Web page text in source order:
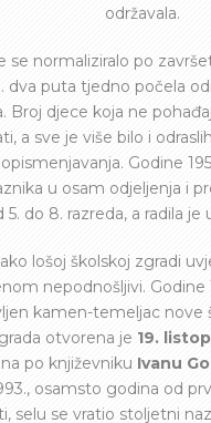
održavala.
normaliziralo po
dva puta tjedno počela
Broj djece koja ne
a sve je više bilo i
Godine
u osam odjeljenja i
5. do 8. razreda, a radila je
lošoj školskoj zgradi
nepodnošljivi. Godine
kamen-temeljac nove
otvorena je 19.
po književniku Ivanu
osamsto godina od
selu se vratio stoljetni